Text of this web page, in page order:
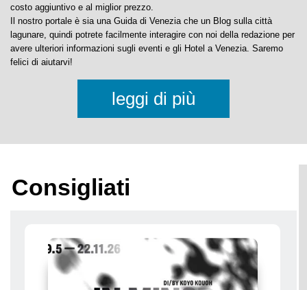
extralusso, dai B&B agli alloggi tipici, dagli appartamenti alle case
vacanza.
Prenotate direttamente dalla nostra lista diHotel a Veneziasenza alcun
costo aggiuntivo e al miglior prezzo.
Il nostro portale è sia una Guida di Venezia che un Blog sulla città
leggi di più